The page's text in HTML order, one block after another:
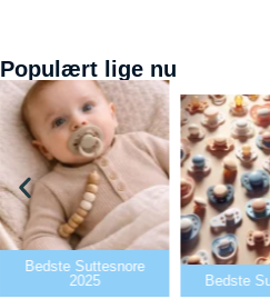
Populært lige nu
Bedste Suttesnore
2025
Bedste